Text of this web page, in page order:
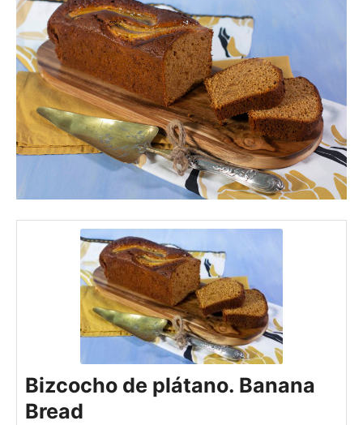
Bizcocho de plátano. Banana
Bread